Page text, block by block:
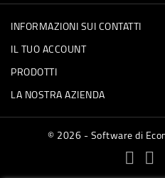
INFORMAZIONI SUI CONTATTI
IL TUO ACCOUNT
PRODOTTI
LA NOSTRA AZIENDA
© 2026 - Software di